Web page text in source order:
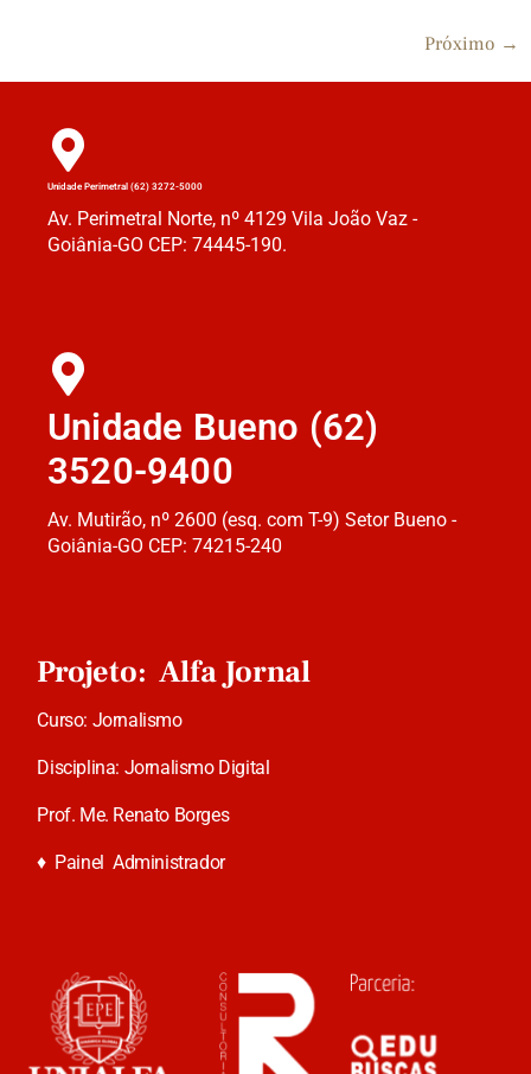
Próximo →
Unidade Perimetral (62) 3272-5000
Av. Perimetral Norte, nº 4129 Vila João Vaz -
Goiânia-GO CEP: 74445-190.
Unidade Bueno (62)
3520-9400
Av. Mutirão, nº 2600 (esq. com T-9) Setor Bueno -
Goiânia-GO CEP: 74215-240
Projeto: Alfa Jornal
Curso: Jornalismo
Disciplina: Jornalismo Digital
Prof. Me. Renato Borges
♦ Painel Administrador